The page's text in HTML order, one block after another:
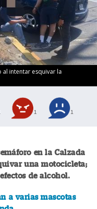
intentar esquivar la
1 1
en la Calzada
una motocicleta;
de alcohol.
a varias mascotas